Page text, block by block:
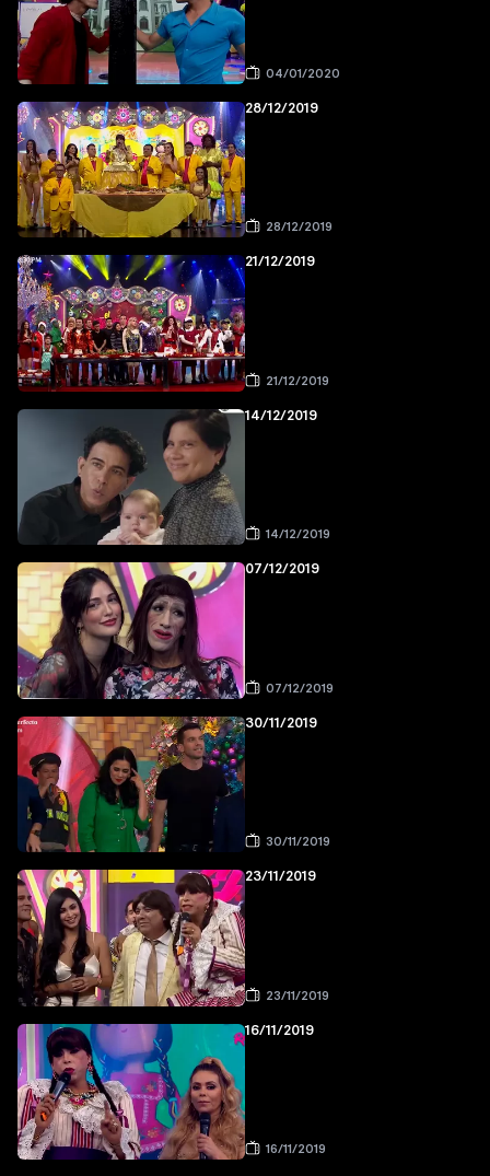
04/01/2020
28/12/2019
28/12/2019
21/12/2019
21/12/2019
14/12/2019
14/12/2019
07/12/2019
07/12/2019
30/11/2019
30/11/2019
23/11/2019
23/11/2019
16/11/2019
16/11/2019